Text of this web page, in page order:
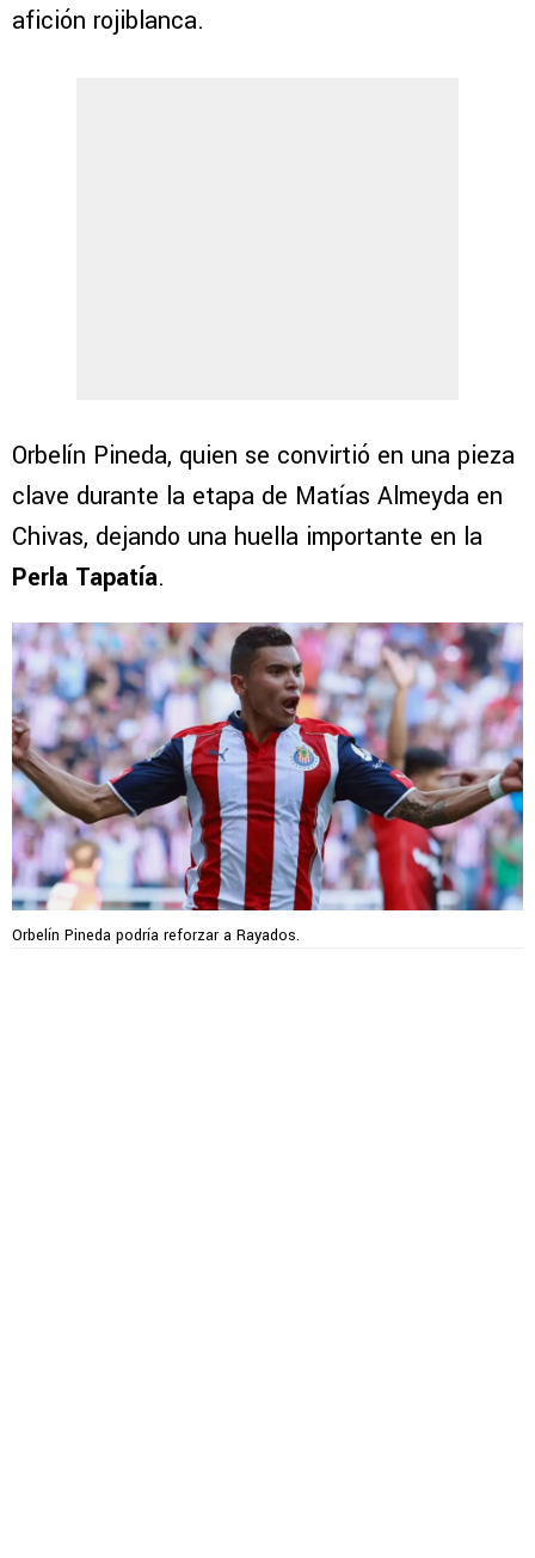
afición rojiblanca.
Orbelín Pineda, quien se convirtió en una pieza
clave durante la etapa de Matías Almeyda en
Chivas, dejando una huella importante en la
Perla Tapatía.
Orbelín Pineda podría reforzar a Rayados.